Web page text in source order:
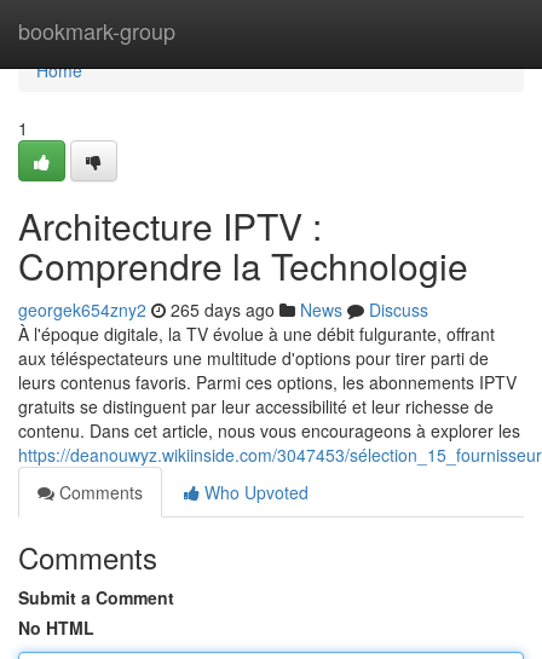
bookmark-group
Home
Home
1
Architecture IPTV :
Comprendre la Technologie
georgek654zny2 265 days ago News
Discuss
À l'époque digitale, la TV évolue à une débit fulgurante, offrant
aux téléspectateurs une multitude d'options pour tirer parti de
leurs contenus favoris. Parmi ces options, les abonnements IPTV
gratuits se distinguent par leur accessibilité et leur richesse de
contenu. Dans cet article, nous vous encourageons à explorer les
https://deanouwyz.wikiinside.com/3047453/
Comments
Who Upvoted
Comments
Submit a Comment
No HTML